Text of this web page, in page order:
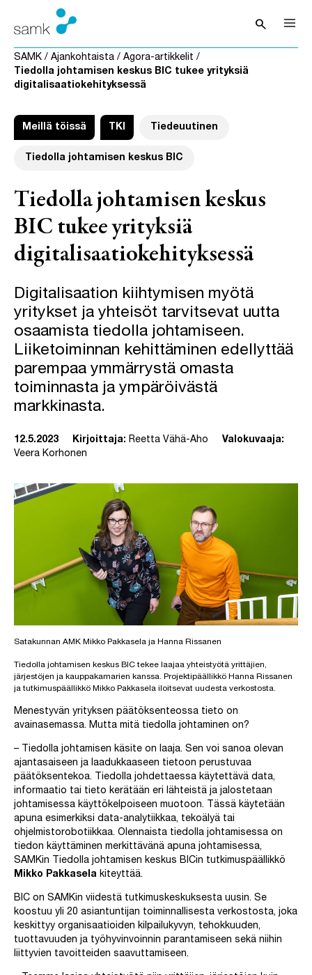
Siirry sisältöön
searchAvaa haku
SAMK / Ajankohtaista / Agora-artikkelit /
Tiedolla johtamisen keskus BIC tukee yrityksiä
digitalisaatiokehityksessä
Meillä töissä TKI Tiedeuutinen
Tiedolla johtamisen keskus BIC
Tiedolla johtamisen keskus
BIC tukee yrityksiä
digitalisaatiokehityksessä
Digitalisaation kiihtymisen myötä
yritykset ja yhteisöt tarvitsevat uutta
osaamista tiedolla johtamiseen.
Liiketoiminnan kehittäminen edellyttää
parempaa ymmärrystä omasta
toiminnasta ja ympäröivästä
markkinasta.
12.5.2023 Kirjoittaja: Reetta Vähä-Aho
Valokuvaaja:
Veera Korhonen
Satakunnan AMK Mikko Pakkasela ja Hanna Rissanen
Tiedolla johtamisen keskus BIC tekee laajaa yhteistyötä yrittäjien,
järjestöjen ja kauppakamarien kanssa. Projektipäällikkö Hanna Rissanen
ja tutkimuspäällikkö Mikko Pakkasela iloitsevat uudesta verkostosta.
Menestyvän yrityksen päätöksenteossa tieto on
avainasemassa. Mutta mitä tiedolla johtaminen on?
– Tiedolla johtamisen käsite on laaja. Sen voi sanoa olevan
ajantasaiseen ja laadukkaaseen tietoon perustuvaa
päätöksentekoa. Tiedolla johdettaessa käytettävä data,
informaatio tai tieto kerätään eri lähteistä ja jalostetaan
johtamisessa käyttökelpoiseen muotoon. Tässä käytetään
apuna esimerkiksi data-analytiikkaa, tekoälyä tai
ohjelmistorobotiikkaa. Olennaista tiedolla johtamisessa on
tiedon käyttäminen merkittävänä apuna johtamisessa,
SAMKin Tiedolla johtamisen keskus BICin tutkimuspäällikkö
Mikko Pakkasela kiteyttää.
BIC on SAMKin viidestä tutkimuskeskuksesta uusin. Se
koostuu yli 20 asiantuntijan toiminnallisesta verkostosta, joka
keskittyy organisaatioiden kilpailukyvyn, tehokkuuden,
tuottavuuden ja työhyvinvoinnin parantamiseen sekä niihin
liittyvien tavoitteiden saavuttamiseen.